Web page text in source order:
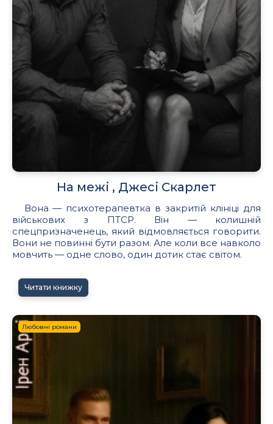
На межі , Джесі Скарлет
Вона — психотерапевтка в закритій клініці для
військових з ПТСР. Він — колишній
спецпризначенець, який відмовляється говорити.
Вони не повинні бути разом. Але коли все навколо
мовчить — одне слово, один дотик стає світом.
Читати книжку
Любовні романи